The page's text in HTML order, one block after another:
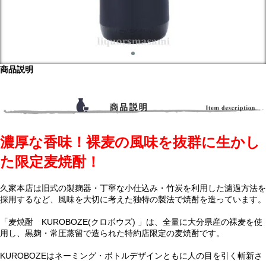
商品説明
濃厚な香味！裸麦の風味を抜群に生かし
た限定麦焼酎！
久家本店は旧式の製麹器・丁寧な小仕込み・竹炭を利用した濾過方法を
採用するなど、風味を大切に考えた独特の製法で焼酎を造っています。
「麦焼酎 KUROBOZE(クロボウズ) 」は、全量に大分県産の裸麦を使
用し、黒麹・常圧蒸留で造られた特約店限定の麦焼酎です。
KUROBOZEはネーミング・ボトルデザインともに人の目を引く斬新さ